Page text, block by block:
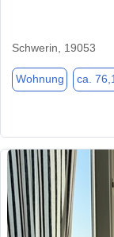
Schwerin, 19053
Wohnung ca.